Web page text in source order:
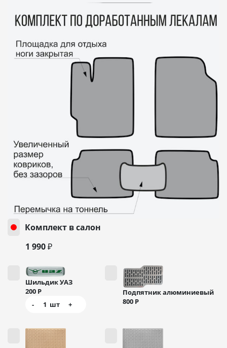
Комплект в салон
1 990 ₽
Шильдик УАЗ
200 Р
-
1 шт +
Подпятник алюминиевый
800 Р